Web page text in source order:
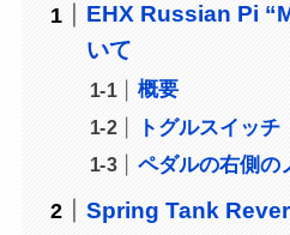
EHX Russian Pi
いて
概要
トグルスイッチ
ペダルの右側の
Spring Tank